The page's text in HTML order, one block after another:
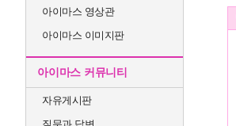
아이마스 영상관
아이마스 이미지판
아이마스 커뮤니티
자유게시판